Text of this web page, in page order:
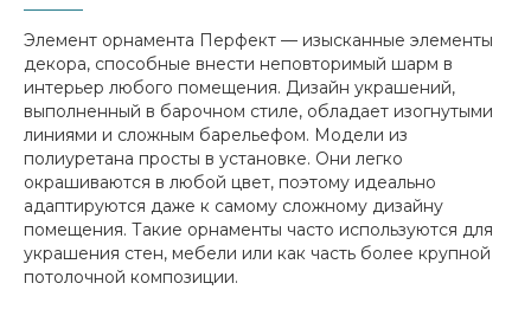
Элемент орнамента Перфект — изысканные элементы
декора, способные внести неповторимый шарм в
интерьер любого помещения. Дизайн украшений,
выполненный в барочном стиле, обладает изогнутыми
линиями и сложным барельефом. Модели из
полиуретана просты в установке. Они легко
окрашиваются в любой цвет, поэтому идеально
адаптируются даже к самому сложному дизайну
помещения. Такие орнаменты часто используются для
украшения стен, мебели или как часть более крупной
потолочной композиции.